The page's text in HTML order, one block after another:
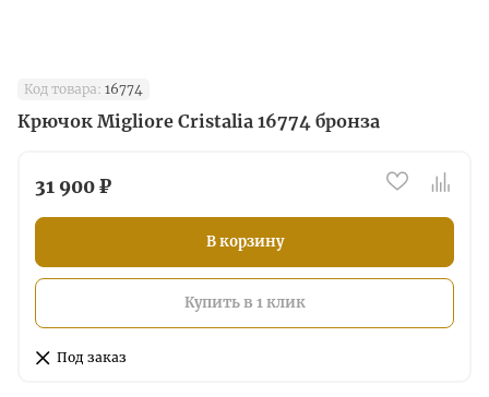
Код товара: 16774
Крючок Migliore Cristalia 16774 бронза
31 900 ₽
В корзину
Купить в 1 клик
Под заказ